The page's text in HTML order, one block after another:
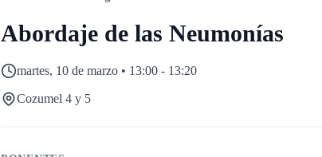
Abordaje de las Neumonías
martes, 10 de marzo • 13:00 - 13:20
Cozumel 4 y 5